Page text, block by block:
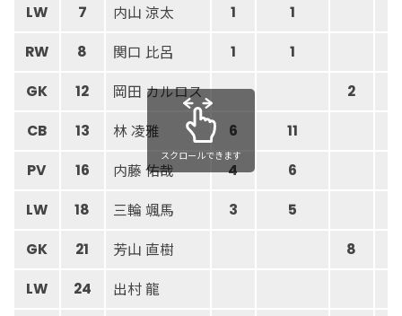
LW 7 内山 涼太 1 1
RW 8 関口 比呂 1 1
GK 12 岡田 カルロス 2
CB 13 林 凌雅 6 11
PV 16 内藤 佑哉 4 6
LW 18 三輪 颯馬 3 5
GK 21 芳山 直樹 8
LW 24 出村 龍
スクロールできます